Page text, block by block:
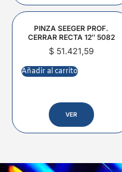
PINZA SEEGER PROF.
CERRAR RECTA 12″ 5082
$51.421,59
Añadir al carrito
VER